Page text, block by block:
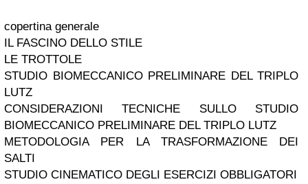
copertina generale
IL FASCINO DELLO STILE
LE TROTTOLE
STUDIO BIOMECCANICO PRELIMINARE DEL TRIPLO
LUTZ
CONSIDERAZIONI TECNICHE SULLO STUDIO
BIOMECCANICO PRELIMINARE DEL TRIPLO LUTZ
METODOLOGIA PER LA TRASFORMAZIONE DEI
SALTI
STUDIO CINEMATICO DEGLI ESERCIZI OBBLIGATORI